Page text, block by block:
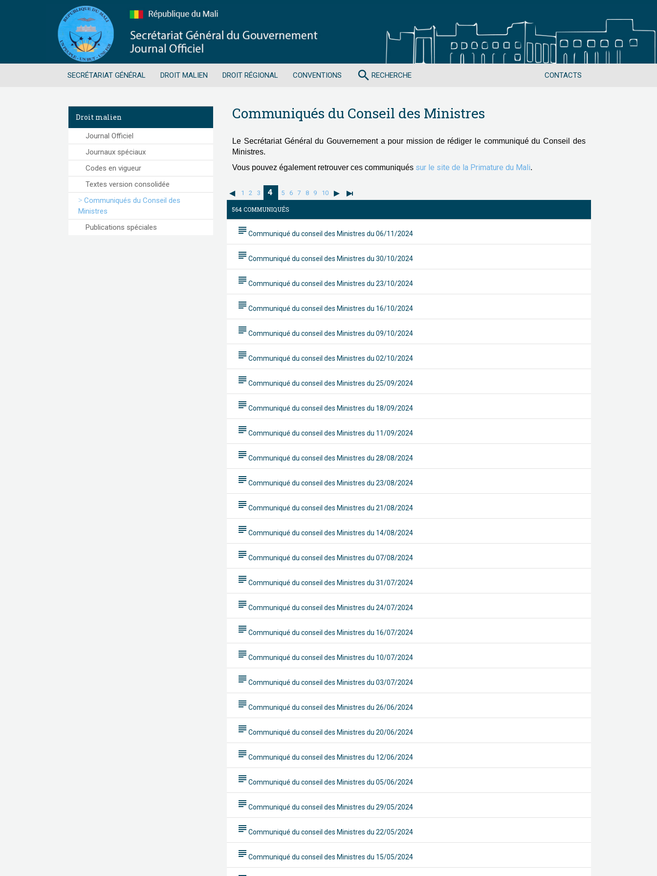
SECRÉTARIAT GÉNÉRAL DROIT MALIEN DROIT RÉGIONAL CONVENTIONS CONTACTS
search RECHERCHE
Droit malien
Journal Officiel
Journaux spéciaux
Codes en vigueur
Textes version consolidée
Communiqués du Conseil des
Ministres
Publications spéciales
Communiqués du Conseil des Ministres
Le Secrétariat Général du Gouvernement a pour mission de rédiger le communiqué du Conseil des
Ministres.
Vous pouvez également retrouver ces communiqués sur le site de la Primature du Mali.
1 2 3 4 5 6 7 8 9 10
564 COMMUNIQUÉS
subject Communiqué du conseil des Ministres du 06/11/2024
subject Communiqué du conseil des Ministres du 30/10/2024
subject Communiqué du conseil des Ministres du 23/10/2024
subject Communiqué du conseil des Ministres du 16/10/2024
subject Communiqué du conseil des Ministres du 09/10/2024
subject Communiqué du conseil des Ministres du 02/10/2024
subject Communiqué du conseil des Ministres du 25/09/2024
subject Communiqué du conseil des Ministres du 18/09/2024
subject Communiqué du conseil des Ministres du 11/09/2024
subject Communiqué du conseil des Ministres du 28/08/2024
subject Communiqué du conseil des Ministres du 23/08/2024
subject Communiqué du conseil des Ministres du 21/08/2024
subject Communiqué du conseil des Ministres du 14/08/2024
subject Communiqué du conseil des Ministres du 07/08/2024
subject Communiqué du conseil des Ministres du 31/07/2024
subject Communiqué du conseil des Ministres du 24/07/2024
subject Communiqué du conseil des Ministres du 16/07/2024
subject Communiqué du conseil des Ministres du 10/07/2024
subject Communiqué du conseil des Ministres du 03/07/2024
subject Communiqué du conseil des Ministres du 26/06/2024
subject Communiqué du conseil des Ministres du 20/06/2024
subject Communiqué du conseil des Ministres du 12/06/2024
subject Communiqué du conseil des Ministres du 05/06/2024
subject Communiqué du conseil des Ministres du 29/05/2024
subject Communiqué du conseil des Ministres du 22/05/2024
subject Communiqué du conseil des Ministres du 15/05/2024